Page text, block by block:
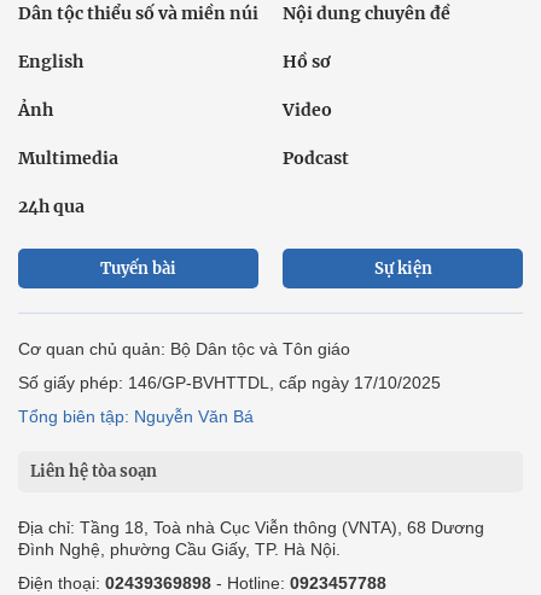
Dân tộc thiểu số và miền núi Nội dung chuyên đề
English Hồ sơ
Ảnh Video
Multimedia Podcast
24h qua
Tuyến bài Sự kiện
Cơ quan chủ quản: Bộ Dân tộc và Tôn giáo
Số giấy phép: 146/GP-BVHTTDL, cấp ngày 17/10/2025
Tổng biên tập: Nguyễn Văn Bá
Liên hệ tòa soạn
Địa chỉ: Tầng 18, Toà nhà Cục Viễn thông (VNTA), 68 Dương
Đình Nghệ, phường Cầu Giấy, TP. Hà Nội.
Điện thoại: 02439369898 - Hotline: 0923457788